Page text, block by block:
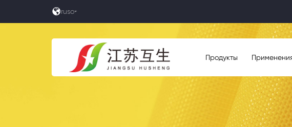
ruso
Продукты